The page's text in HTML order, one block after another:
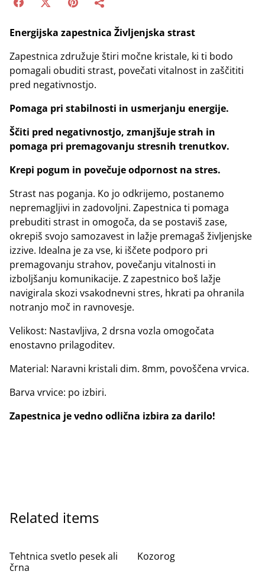
Energijska zapestnica Življenjska strast
Zapestnica združuje štiri močne kristale, ki ti bodo
pomagali obuditi strast, povečati vitalnost in zaščititi
pred negativnostjo.
Pomaga pri stabilnosti in usmerjanju energije.
Ščiti pred negativnostjo, zmanjšuje strah in
pomaga pri premagovanju stresnih trenutkov.
Krepi pogum in povečuje odpornost na stres.
Strast nas poganja. Ko jo odkrijemo, postanemo
nepremagljivi in zadovoljni. Zapestnica ti pomaga
prebuditi strast in omogoča, da se postaviš zase,
okrepiš svojo samozavest in lažje premagaš življenjske
izzive. Idealna je za vse, ki iščete podporo pri
premagovanju strahov, povečanju vitalnosti in
izboljšanju komunikacije. Z zapestnico boš lažje
navigirala skozi vsakodnevni stres, hkrati pa ohranila
notranjo moč in ravnovesje.
Velikost: Nastavljiva, 2 drsna vozla omogočata
enostavno prilagoditev.
Material: Naravni kristali dim. 8mm, povoščena vrvica.
Barva vrvice: po izbiri.
Zapestnica je vedno odlična izbira za darilo!
Related items
%
Tehtnica svetlo pesek ali
črna
%
Kozorog